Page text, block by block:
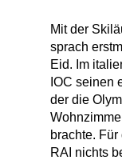
Mit der
sprach
Eid. Im
IOC seinen
der die
brachte.
RAI nichts